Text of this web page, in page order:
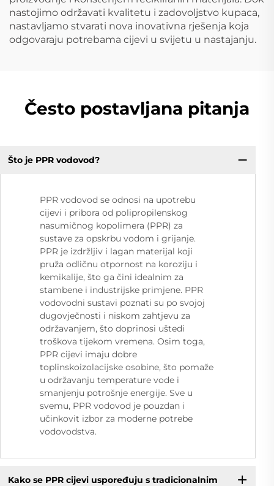
nastojimo održavati kvalitetu i zadovoljstvo kupaca,
nastavljamo stvarati nova inovativna rješenja koja
odgovaraju potrebama cijevi u svijetu u nastajanju.
Često postavljana pitanja
Što je PPR vodovod?
PPR vodovod se odnosi na upotrebu
cijevi i pribora od polipropilenskog
nasumičnog kopolimera (PPR) za
sustave za opskrbu vodom i grijanje.
PPR je izdržljiv i lagan materijal koji
pruža odličnu otpornost na koroziju i
kemikalije, što ga čini idealnim za
stambene i industrijske primjene. PPR
vodovodni sustavi poznati su po svojoj
dugovječnosti i niskom zahtjevu za
održavanjem, što doprinosi uštedi
troškova tijekom vremena. Osim toga,
PPR cijevi imaju dobre
toplinskoizolacijske osobine, što pomaže
u održavanju temperature vode i
smanjenju potrošnje energije. Sve u
svemu, PPR vodovod je pouzdan i
učinkovit izbor za moderne potrebe
vodovodstva.
Kako se PPR cijevi uspoređuju s tradicionalnim